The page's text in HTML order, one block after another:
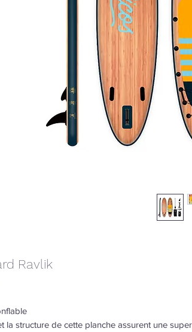
Ravlik
la structure de cette planche assurent une